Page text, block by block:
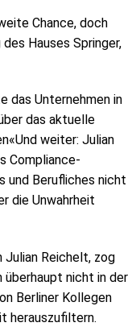
Chance, doch
Hauses Springer,
das Unternehmen in
das aktuelle
weiter: Julian
Compliance-
und Berufliches nicht
die Unwahrheit
Julian Reichelt, zog
überhaupt nicht in der
Berliner Kollegen
herauszufiltern.